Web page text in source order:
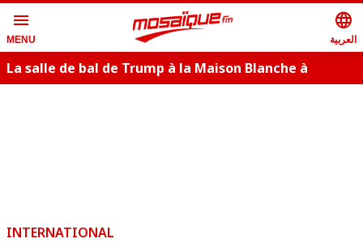
menu
MENU
language
العربية
La salle de bal de Trump à la Maison Blanche à
INTERNATIONAL